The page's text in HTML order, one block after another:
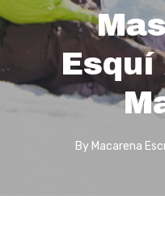
Esquí
By Macarena